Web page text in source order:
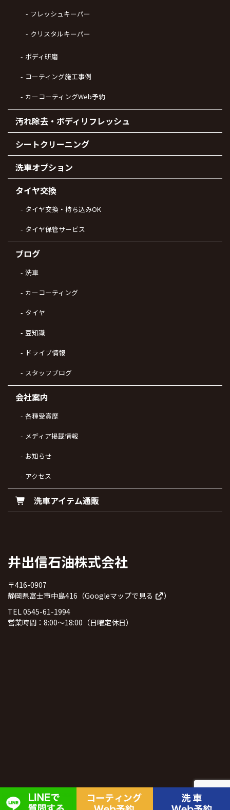
フレッシュキーパー
クリスタルキーパー
ボディ研磨
コーティング施工事例
カーコーティングWeb予約
汚れ除去・ボディリフレッシュ
シートクリーニング
洗車オプション
タイヤ交換
タイヤ交換・持ち込みOK
タイヤ保管サービス
ブログ
洗車
カーコーティング
タイヤ
豆知識
ドライブ情報
スタッフブログ
会社案内
各種受賞歴
メディア掲載情報
お知らせ
アクセス
洗車アイテム通販
井出信石油株式会社
〒416-0907
静岡県富士市中島416（Googleマップで見る
）
TEL 0545-61-1994
営業時間：8:00～18:00（日曜定休日）
© 2026井出信石油株式会社